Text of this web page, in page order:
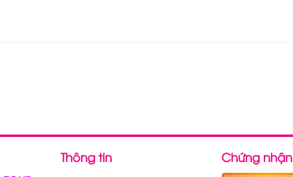
Thông tin Chứng nhận